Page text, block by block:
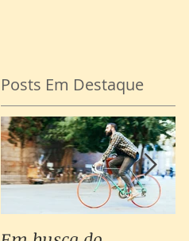
Posts Em Destaque